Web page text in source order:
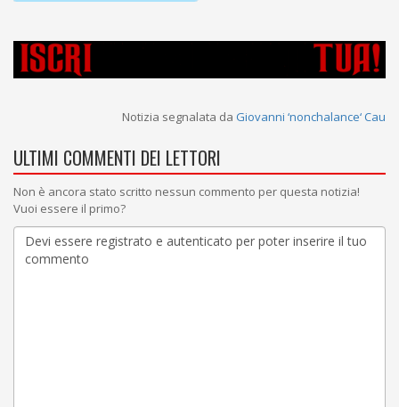
Notizia segnalata da Giovanni ‘nonchalance‘ Cau
ULTIMI COMMENTI DEI LETTORI
Non è ancora stato scritto nessun commento per questa notizia!
Vuoi essere il primo?